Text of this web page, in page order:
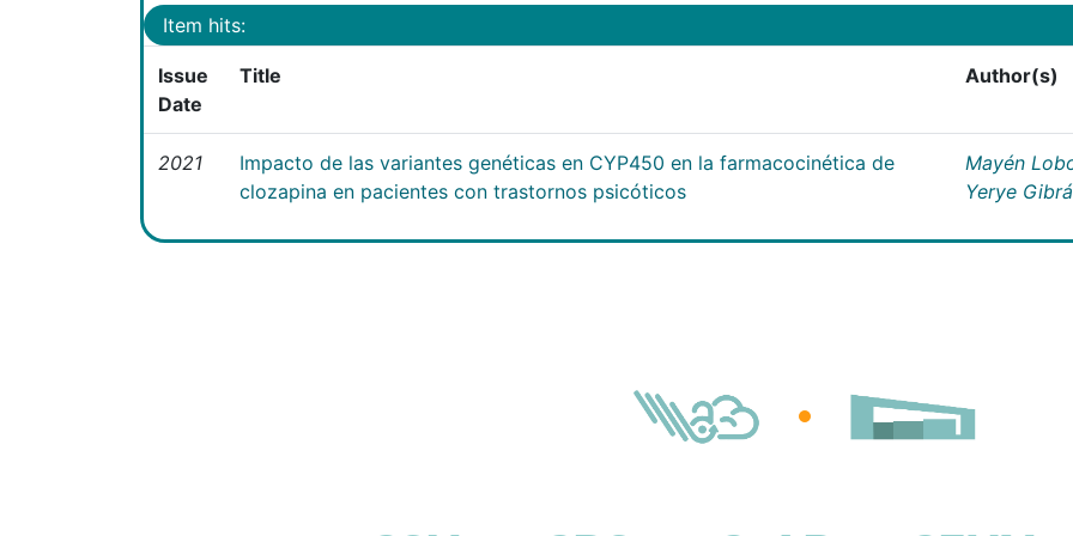
Item hits:
Issue
Date
Title Author(s)
2021
Impacto de las variantes genéticas en CYP450 en la farmacocinética de
clozapina en pacientes con trastornos psicóticos
Mayén
Yerye